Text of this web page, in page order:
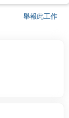
舉報此工作